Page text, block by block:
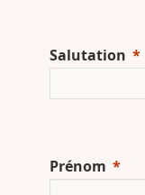
Salutation
Prénom